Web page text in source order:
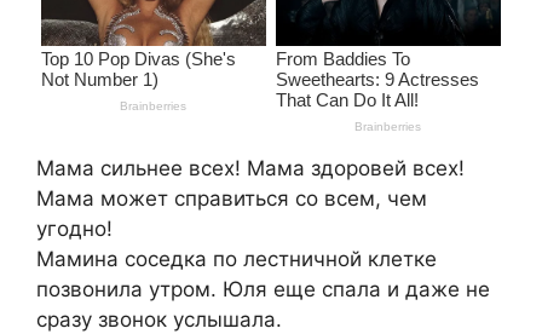
Мама сильнее всех! Мама здоровей всех!
Мама может справиться со всем, чем
угодно!
Мамина соседка по лестничной клетке
позвонила утром. Юля еще спала и даже не
сразу звонок услышала.